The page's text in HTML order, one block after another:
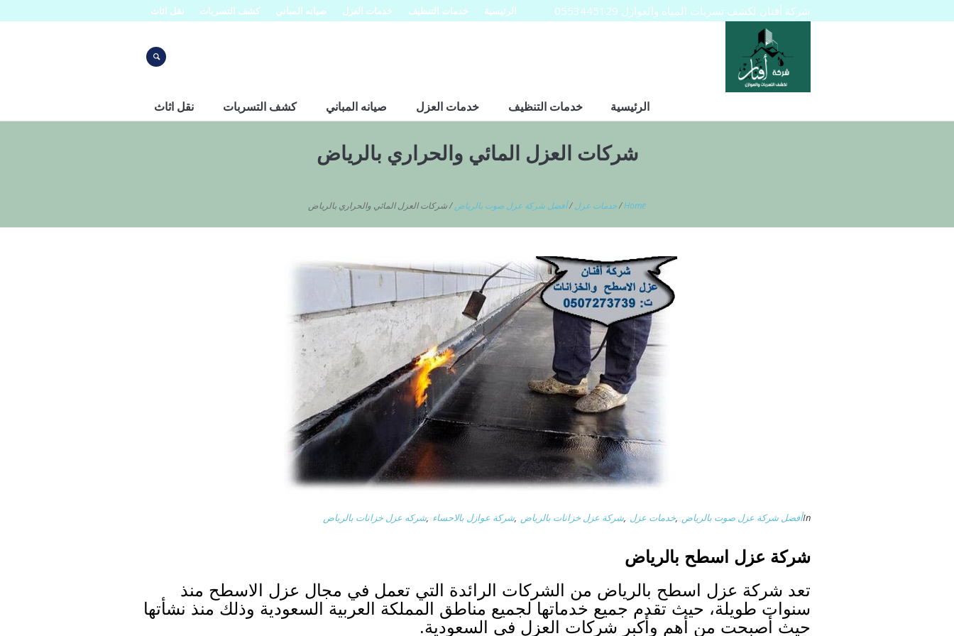
الرئيسية خدمات التنظيف خدمات العزل صيانه المباني كشف التسربات نقل اثاث شركة أفنان لكشف تسربات المياه والعوازل 0553445129
الرئيسية خدمات التنظيف خدمات العزل صيانه المباني كشف التسربات نقل اثاث
شركات العزل المائي والحراري بالرياض
Home
/خدمات عزل /أفضل شركة عزل صوت بالرياض /شركات العزل المائي والحراري بالرياض
Inأفضل شركة عزل صوت بالرياض ,خدمات عزل ,شركة عزل خزانات بالرياض ,شركة عوازل بالاحساء ,شركه عزل خزانات بالرياض
شركة عزل اسطح بالرياض
تعد شركة عزل اسطح بالرياض من الشركات الرائدة التي تعمل في مجال عزل الاسطح منذ
سنوات طويلة، حيث تقدم جميع خدماتها لجميع مناطق المملكة العربية السعودية وذلك منذ نشأتها
حيث أصبحت من أهم وأكبر شركات العزل في السعودية.